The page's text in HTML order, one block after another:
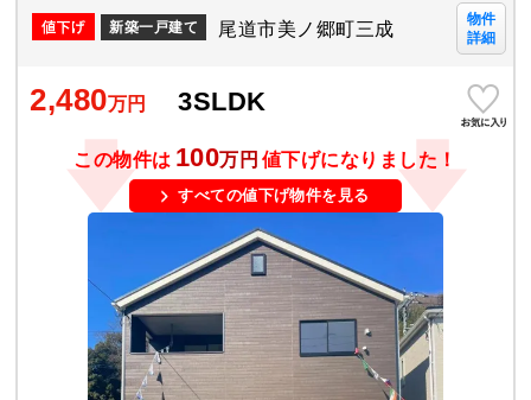
新築一戸建て 尾道市美ノ郷町三成
物件
詳細
2,480万円 3SLDK
この物件は 100万円 値下げになりました！
すべての値下げ物件を見る